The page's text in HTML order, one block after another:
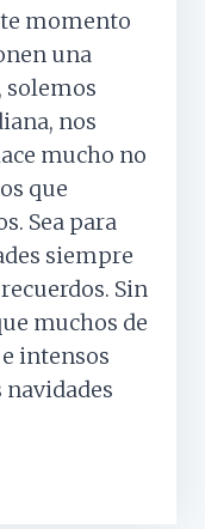
momento
una
solemos
nos
mucho no
que
Sea para
siempre
Sin
muchos de
intensos
navidades